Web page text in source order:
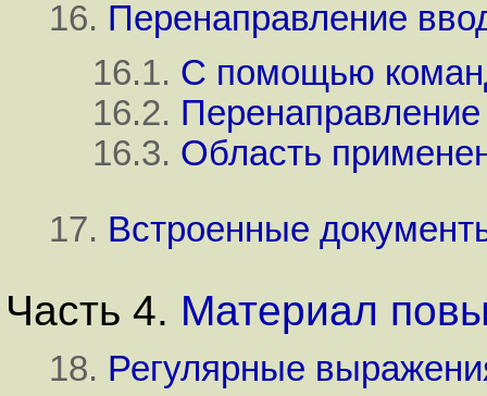
16. Перенаправление
16.1. С помощью
16.2.
16.3. Область
17. Встроенные
Часть 4. Материал
18. Регулярные